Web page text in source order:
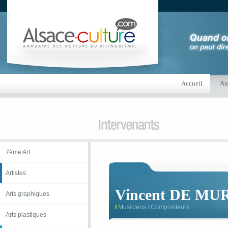
Accueil
7ème Art
Artistes
Arts graphiques
Arts plastiques
Vincent DE
Musiciens / Compositeurs